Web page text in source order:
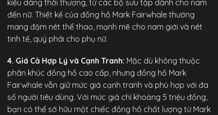
kiểu dáng thời thượng, từ các bộ sưu tập dành cho nam
đến nữ. Thiết kế của đồng hồ Mark Fairwhale thường
mang đậm nét thể thao, mạnh mẽ cho nam giới và nét
tinh tế, quý phái cho phụ nữ.
4. Giá Cả Hợp Lý và Cạnh Tranh: Mặc dù không thuộc
phân khúc đồng hồ cao cấp, nhưng đồng hồ Mark
Fairwhale vẫn giữ mức giá cạnh tranh và phù hợp với đa
số người tiêu dùng. Với mức giá chỉ khoảng 5 triệu đồng,
bạn có thể sở hữu một chiếc đồng hồ chất lượng từ Mark